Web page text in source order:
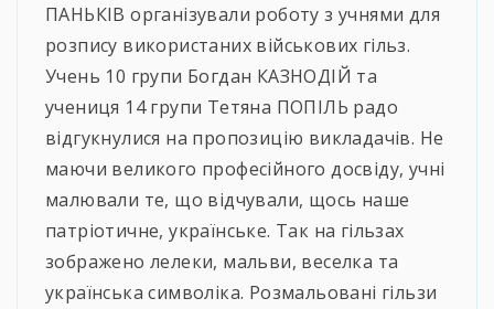
ПАНЬКІВ організували роботу з учнями для
розпису використаних військових гільз.
Учень 10 групи Богдан КАЗНОДІЙ та
учениця 14 групи Тетяна ПОПІЛЬ радо
відгукнулися на пропозицію викладачів. Не
маючи великого професійного досвіду, учні
малювали те, що відчували, щось наше
патріотичне, українське. Так на гільзах
зображено лелеки, мальви, веселка та
українська символіка. Розмальовані гільзи